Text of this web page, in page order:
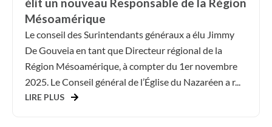
élit un nouveau Responsable de la Région
Mésoamérique
Le conseil des Surintendants généraux a élu Jimmy
De Gouveia en tant que Directeur régional de la
Région Mésoamérique, à compter du 1er novembre
2025. Le Conseil général de l’Église du Nazaréen a r...
LIRE PLUS